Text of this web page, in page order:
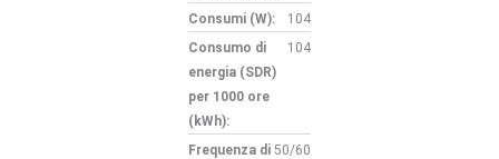
Consumi (W):
104
Consumo di
energia (SDR)
per 1000 ore
(kWh):
104
Frequenza di 50/60